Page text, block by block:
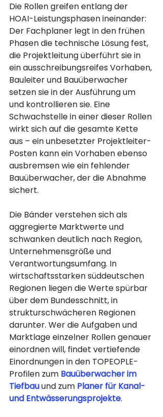
Die Rollen greifen entlang der
HOAI-Leistungsphasen ineinander:
Der Fachplaner legt in den frühen
Phasen die technische Lösung fest,
die Projektleitung überführt sie in
ein ausschreibungsreifes Vorhaben,
Bauleiter und Bauüberwacher
setzen sie in der Ausführung um
und kontrollieren sie. Eine
Schwachstelle in einer dieser Rollen
wirkt sich auf die gesamte Kette
aus – ein unbesetzter Projektleiter-
Posten kann ein Vorhaben ebenso
ausbremsen wie ein fehlender
Bauüberwacher, der die Abnahme
sichert.
Die Bänder verstehen sich als
aggregierte Marktwerte und
schwanken deutlich nach Region,
Unternehmensgröße und
Verantwortungsumfang. In
wirtschaftsstarken süddeutschen
Regionen liegen die Werte spürbar
über dem Bundesschnitt, in
strukturschwächeren Regionen
darunter. Wer die Aufgaben und
Marktlage einzelner Rollen genauer
einordnen will, findet vertiefende
Einordnungen in den TOPEOPLE-
Profilen zum Bauüberwacher im
Tiefbau und zum Planer für Kanal-
und Entwässerungsprojekte.